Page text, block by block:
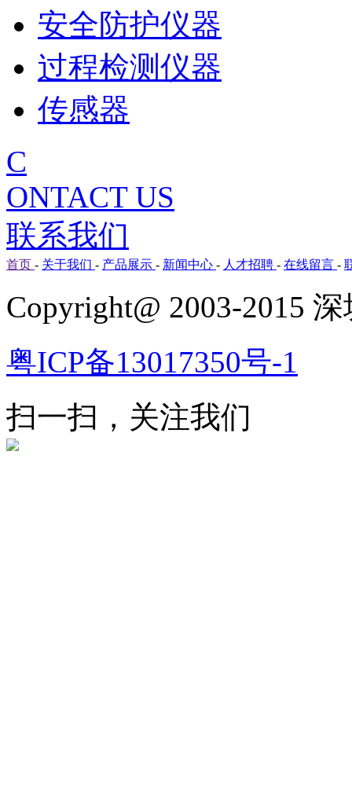
安全防护仪器
过程检测仪器
传感器
C
ONTACT US
联系我们
首页 - 关于我们 - 产品展示 - 新闻中心 - 人才招聘 - 在线留言 -
Copyright@ 2003-2015
粤ICP备13017350号-1
扫一扫，关注我们